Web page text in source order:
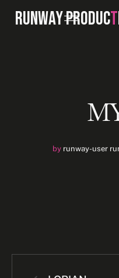
RUNWAY PRODUCT
by runway-user